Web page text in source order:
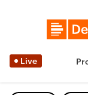
Live